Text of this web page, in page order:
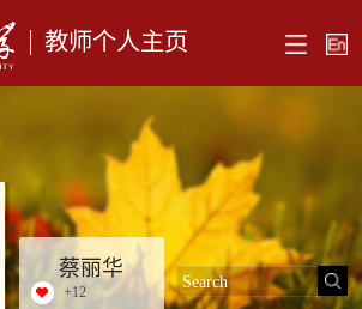
教师个人主页
蔡丽华
+12